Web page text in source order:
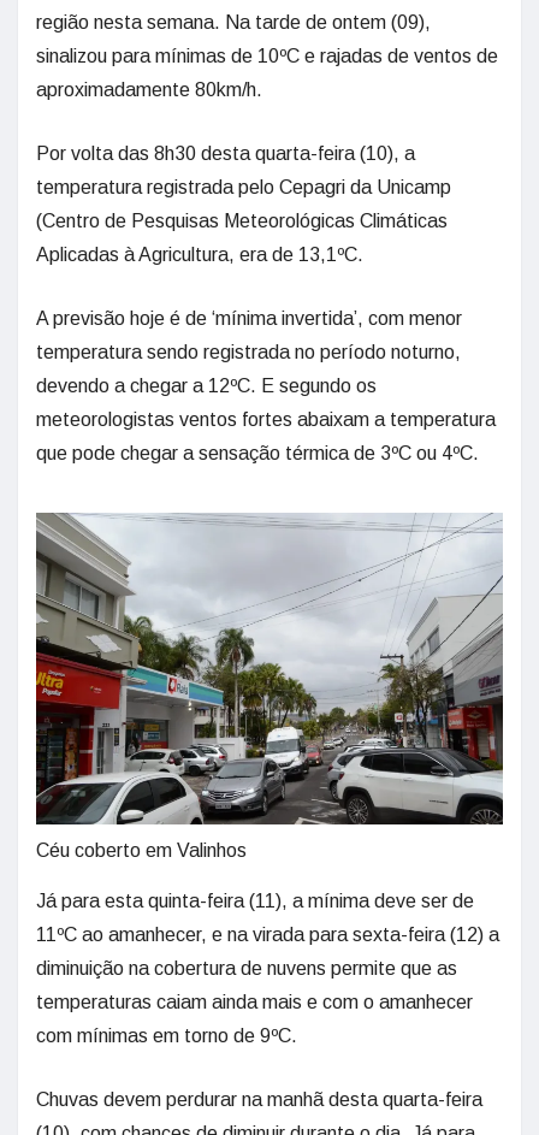
região nesta semana. Na tarde de ontem (09),
sinalizou para mínimas de 10ºC e rajadas de ventos de
aproximadamente 80km/h.
Por volta das 8h30 desta quarta-feira (10), a
temperatura registrada pelo Cepagri da Unicamp
(Centro de Pesquisas Meteorológicas Climáticas
Aplicadas à Agricultura, era de 13,1ºC.
A previsão hoje é de ‘mínima invertida’, com menor
temperatura sendo registrada no período noturno,
devendo a chegar a 12ºC. E segundo os
meteorologistas ventos fortes abaixam a temperatura
que pode chegar a sensação térmica de 3ºC ou 4ºC.
Céu coberto em Valinhos
Já para esta quinta-feira (11), a mínima deve ser de
11ºC ao amanhecer, e na virada para sexta-feira (12) a
diminuição na cobertura de nuvens permite que as
temperaturas caiam ainda mais e com o amanhecer
com mínimas em torno de 9ºC.
Chuvas devem perdurar na manhã desta quarta-feira